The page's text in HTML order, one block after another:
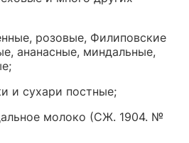
розовые, Филиповские
ананасные, миндальные,
и сухари постные;
молоко (СЖ. 1904. №